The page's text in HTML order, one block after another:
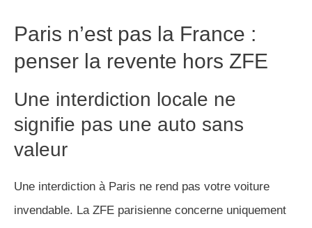
Paris n’est pas la France :
penser la revente hors ZFE
Une interdiction locale ne
signifie pas une auto sans
valeur
Une interdiction à Paris ne rend pas votre voiture
invendable. La ZFE parisienne concerne uniquement